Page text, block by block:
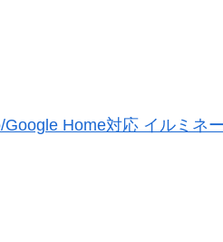
Home対応 イルミネ